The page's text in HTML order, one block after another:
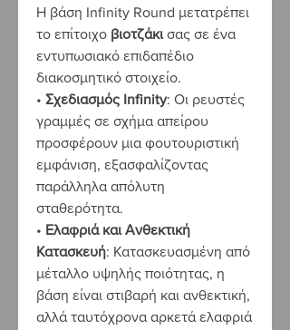
Η βάση Infinity Round μετατρέπει
το επίτοιχο βιοτζάκι σας σε ένα
εντυπωσιακό επιδαπέδιο
διακοσμητικό στοιχείο.
• Σχεδιασμός Infinity: Οι ρευστές
γραμμές σε σχήμα απείρου
προσφέρουν μια φουτουριστική
εμφάνιση, εξασφαλίζοντας
παράλληλα απόλυτη
σταθερότητα.
• Ελαφριά και Ανθεκτική
Κατασκευή: Κατασκευασμένη από
μέταλλο υψηλής ποιότητας, η
βάση είναι στιβαρή και ανθεκτική,
αλλά ταυτόχρονα αρκετά ελαφριά